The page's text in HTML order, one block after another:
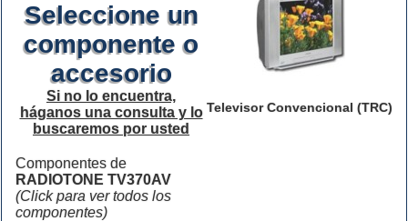
Televisor Convencional (TRC)
Seleccione un
componente o
accesorio
Si no lo encuentra,
háganos una consulta y lo
buscaremos por usted
Componentes de
RADIOTONE TV370AV
(Click para ver todos los
componentes)